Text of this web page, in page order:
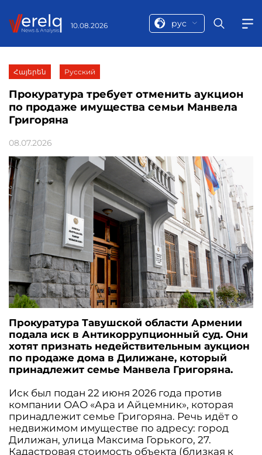
10.08.2026 рус
Հայերեն Русский
Прокуратура требует отменить аукцион
по продаже имущества семьи Манвела
Григоряна
08.07.2026
Прокуратура Тавушской области Армении
подала иск в Антикоррупционный суд. Они
хотят признать недействительным аукцион
по продаже дома в Дилижане, который
принадлежит семье Манвела Григоряна.
Иск был подан 22 июня 2026 года против
компании ОАО «Ара и Айцемник», которая
принадлежит семье Григоряна. Речь идёт о
недвижимом имуществе по адресу: город
Дилижан, улица Максима Горького, 27.
Кадастровая стоимость объекта (близкая к